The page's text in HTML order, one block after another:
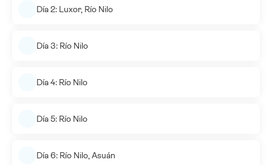
Día 2: Luxor, Río Nilo
Día 3: Río Nilo
Día 4: Río Nilo
Día 5: Río Nilo
Día 6: Río Nilo, Asuán